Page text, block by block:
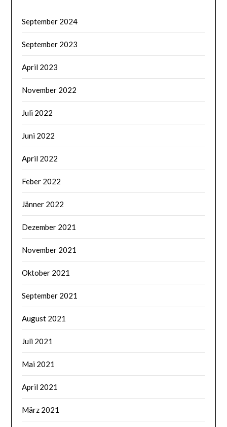
September 2024
September 2023
April 2023
November 2022
Juli 2022
Juni 2022
April 2022
Feber 2022
Jänner 2022
Dezember 2021
November 2021
Oktober 2021
September 2021
August 2021
Juli 2021
Mai 2021
April 2021
März 2021